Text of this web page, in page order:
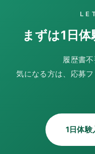
まずは1日
履歴書
気になる方は、応募
1日体